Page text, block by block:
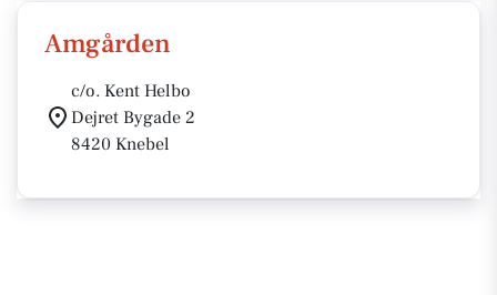
Amgården
c/o. Kent Helbo
Dejret Bygade 2
8420 Knebel